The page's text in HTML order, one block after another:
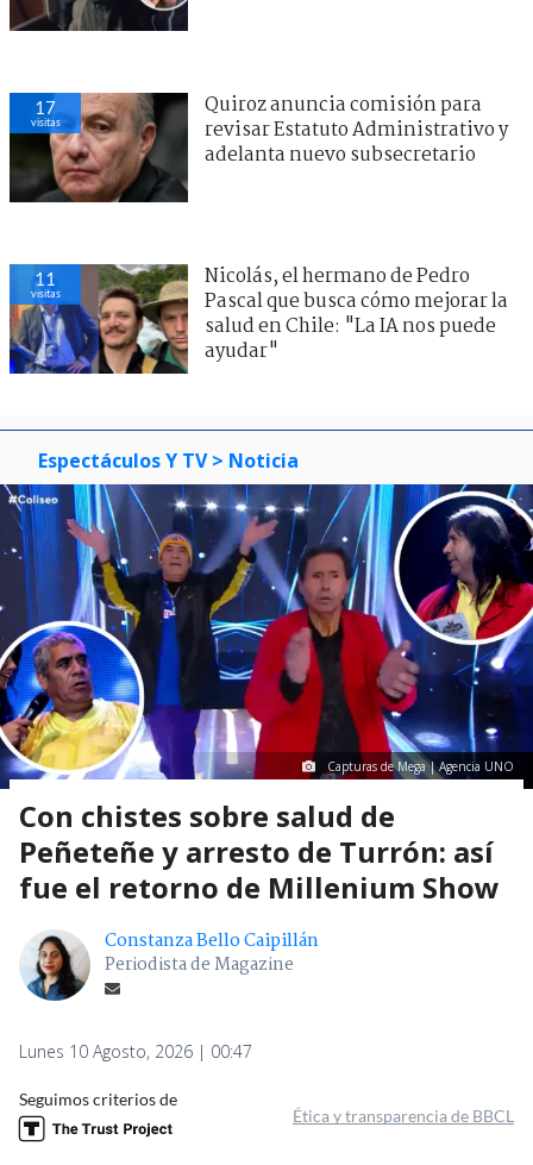
17
visitas
Quiroz anuncia comisión para
revisar Estatuto Administrativo y
adelanta nuevo subsecretario
11
visitas
Nicolás, el hermano de Pedro
Pascal que busca cómo mejorar la
salud en Chile: "La IA nos puede
ayudar"
Espectáculos Y TV > Noticia
Capturas de Mega | Agencia UNO
Con chistes sobre salud de
Peñeteñe y arresto de Turrón: así
fue el retorno de Millenium Show
Constanza Bello Caipillán
Periodista de Magazine
Lunes 10 Agosto, 2026 | 00:47
Seguimos criterios de
Ética y transparencia de BBCL